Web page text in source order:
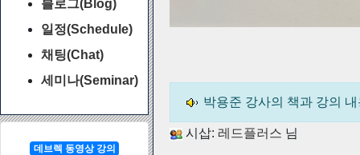
블로그(Blog)
일정(Schedule)
채팅(Chat)
세미나(Seminar)
데브렉 동영상 강의
박용준 강사의 책과 강의
시삽: 레드플러스 님